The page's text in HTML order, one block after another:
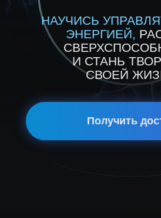
НАУЧИСЬ
ЭНЕРГИЕЙ,
И СТАНЬ
СВОЕЙ
Получить